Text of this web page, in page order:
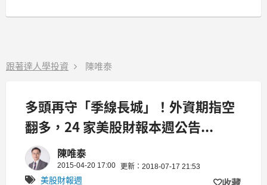
跟著達人學投資 陳唯泰
多頭再守「季線長城」！外資期指空
翻多，24 家美股財報本週公告...
陳唯泰
2015-04-20 17:00 更新：2018-07-17 21:53
美股財報週